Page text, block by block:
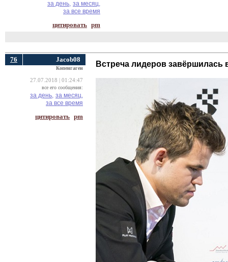
за день, за месяц,
за все время
цитировать pm
76 Jacob08
Копенгаген
27.07.2018 | 01:24:47
все его сообщения:
за день, за месяц,
за все время
цитировать pm
Встреча лидеров завёршилась